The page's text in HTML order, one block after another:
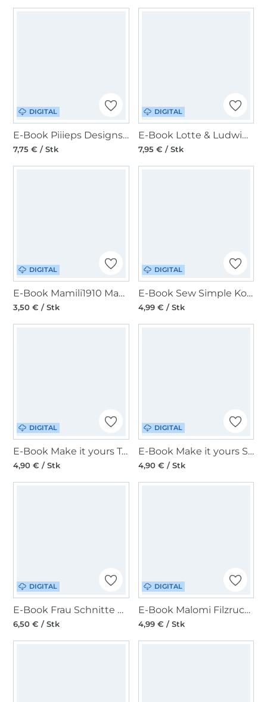
DIGITAL
E-Book Piiieps Designs Umhängetasche Melody
7,75 € / Stk
DIGITAL
E-Book Lotte & Ludwig Sonnenhut Kappybara
7,95 € / Stk
DIGITAL
E-Book Mamili1910 Mamilis Turnbeutel
3,50 € / Stk
DIGITAL
E-Book Sew Simple Kosmetiktasche Yami
4,99 € / Stk
DIGITAL
E-Book Make it yours Tote Bag
4,90 € / Stk
DIGITAL
E-Book Make it yours Shopper Bag
4,90 € / Stk
DIGITAL
E-Book Frau Schnitte Business Bag / Shopper Nevia
6,50 € / Stk
DIGITAL
E-Book Malomi Filzrucksack Toni
4,99 € / Stk